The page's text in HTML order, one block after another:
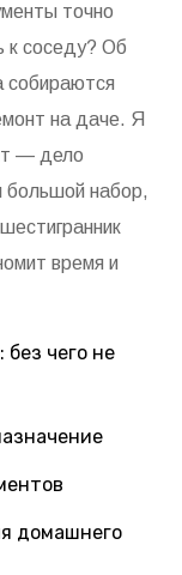
точно
к соседу? Об
собираются
на даче. Я
— дело
большой набор,
время и
чего не
домашнего